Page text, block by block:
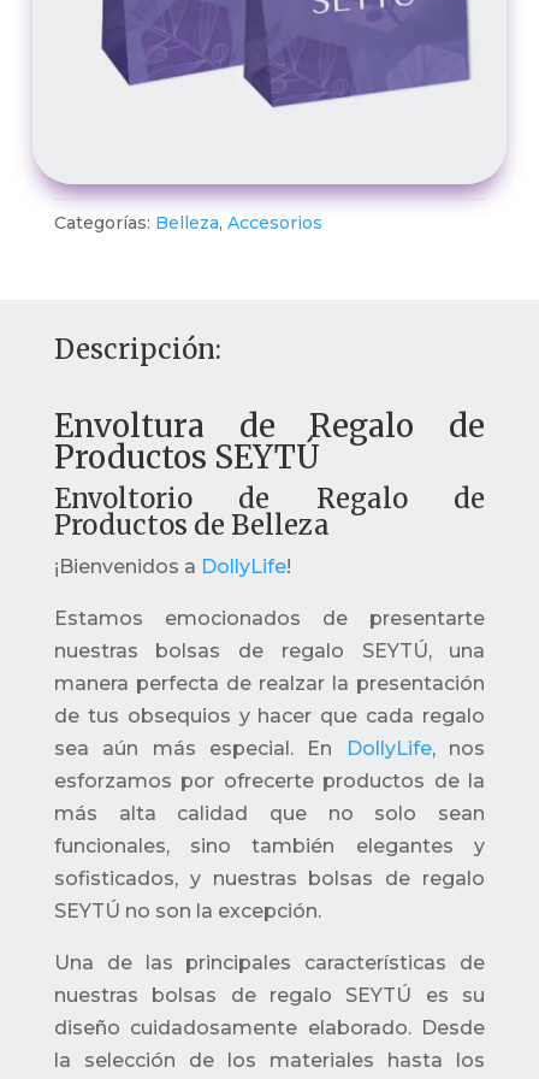
Categorías: Belleza, Accesorios
Descripción:
Envoltura de Regalo de
Productos SEYTÚ
Envoltorio de Regalo de
Productos de Belleza
¡Bienvenidos a DollyLife!
Estamos emocionados de presentarte
nuestras bolsas de regalo SEYTÚ, una
manera perfecta de realzar la presentación
de tus obsequios y hacer que cada regalo
sea aún más especial. En
DollyLife, nos
esforzamos por ofrecerte productos de la
más alta calidad que no solo sean
funcionales, sino también elegantes y
sofisticados, y nuestras bolsas de regalo
SEYTÚ no son la excepción.
Una de las principales características de
nuestras bolsas de regalo SEYTÚ es su
diseño cuidadosamente elaborado. Desde
la selección de los materiales hasta los